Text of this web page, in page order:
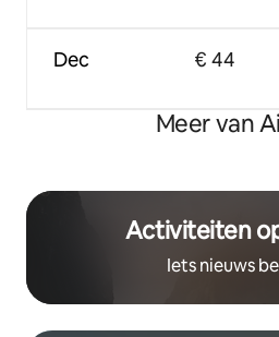
Dec € 44
Meer van
Activiteiten
Iets nieuws